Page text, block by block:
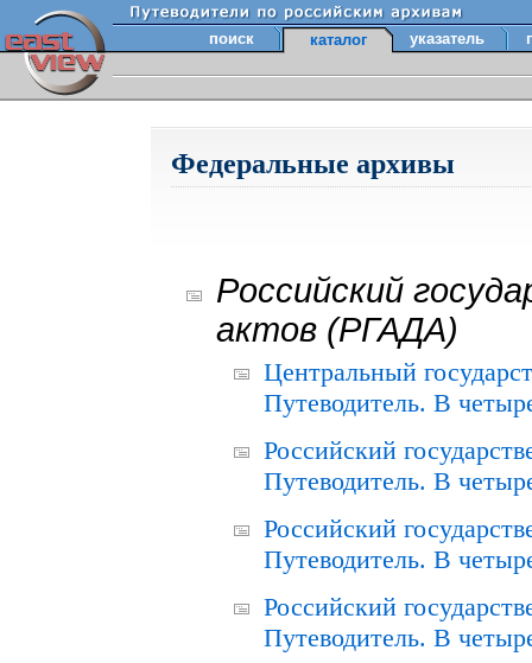
поиск каталог указатель
Федеральные архивы
Российский
актов (РГАДА)
Центральный
Путеводитель. В
Российский
Путеводитель. В
Российский
Путеводитель. В
Российский
Путеводитель. В